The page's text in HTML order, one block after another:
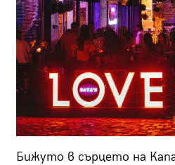
Бижуто в сърцето на